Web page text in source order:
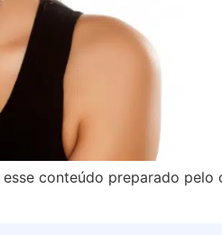
conteúdo preparado